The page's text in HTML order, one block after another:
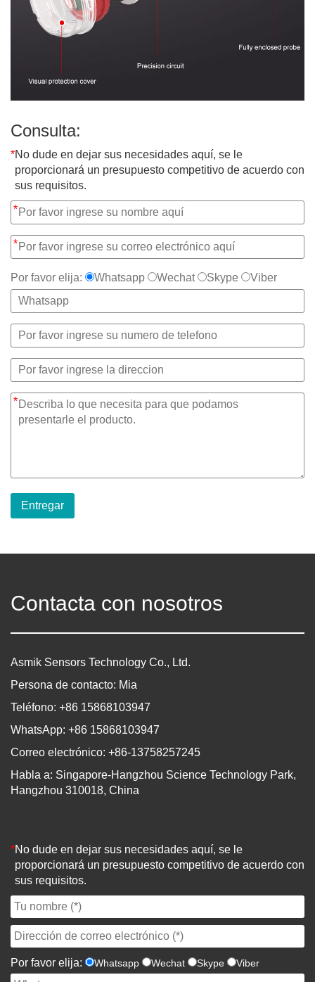
Consulta:
*No dude en dejar sus necesidades aquí, se le
proporcionará un presupuesto competitivo de acuerdo con
sus requisitos.
*
*
Por favor elija: Whatsapp Wechat Skype Viber
*
Entregar
Contacta con nosotros
Asmik Sensors Technology Co., Ltd.
Persona de contacto: Mia
Teléfono: +86 15868103947
WhatsApp: +86 15868103947
Correo electrónico: +86-13758257245
Habla a: Singapore-Hangzhou Science Technology Park,
Hangzhou 310018, China
*No dude en dejar sus necesidades aquí, se le
proporcionará un presupuesto competitivo de acuerdo con
sus requisitos.
Por favor elija: Whatsapp Wechat Skype Viber